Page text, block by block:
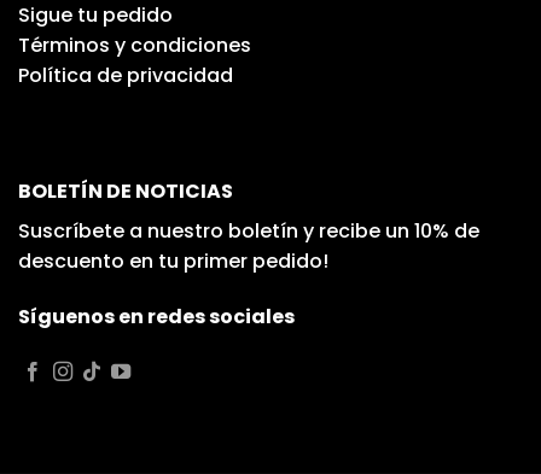
Sigue tu pedido
Términos y condiciones
Política de privacidad
BOLETÍN DE NOTICIAS
Suscríbete a nuestro boletín y recibe un 10% de
descuento en tu primer pedido!
Síguenos en redes sociales